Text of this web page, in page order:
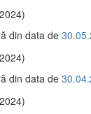
din data de
din data de